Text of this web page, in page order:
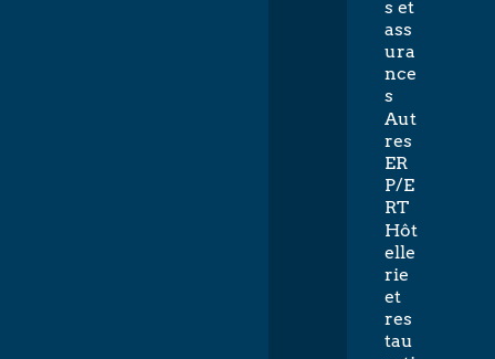
s et
ass
ura
nce
s
Aut
res
ER
P/E
RT
Hôt
elle
rie
et
res
tau